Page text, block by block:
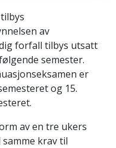
av
forfall tilbys utsatt
semester.
er
og 15.
av en tre ukers
krav til